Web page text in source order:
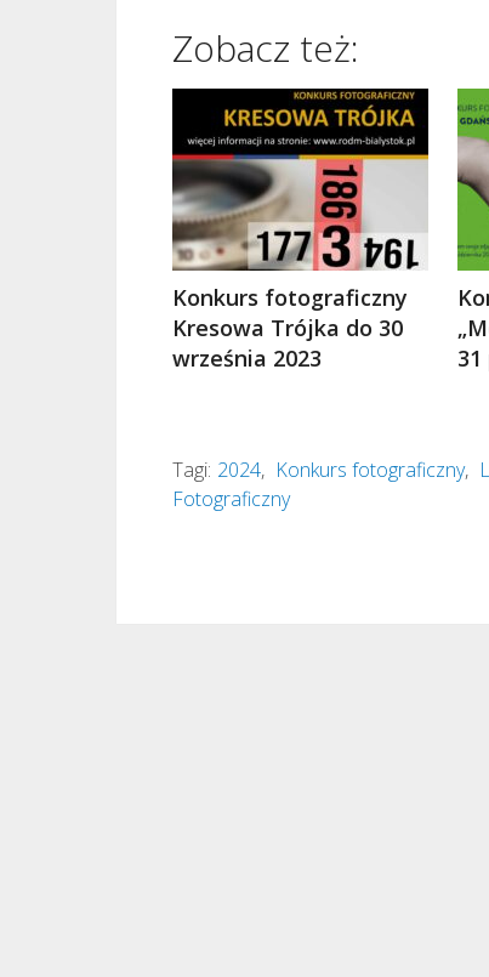
Zobacz też:
Konkurs fotograficzny
Kresowa Trójka do 30
września 2023
Tagi: 2024, Konkurs fotograficzny,
Fotograficzny